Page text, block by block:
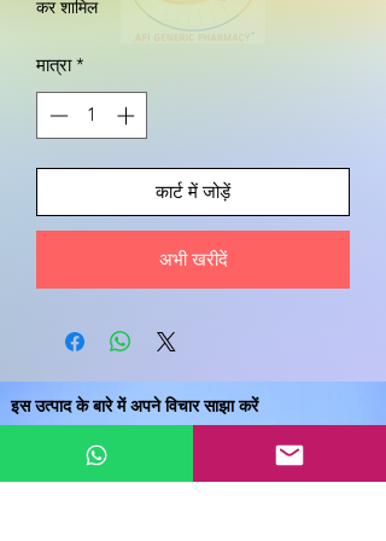
कर शामिल
मात्रा *
कार्ट में जोड़ें
अभी खरीदें
इस उत्पाद के बारे में अपने विचार साझा करें